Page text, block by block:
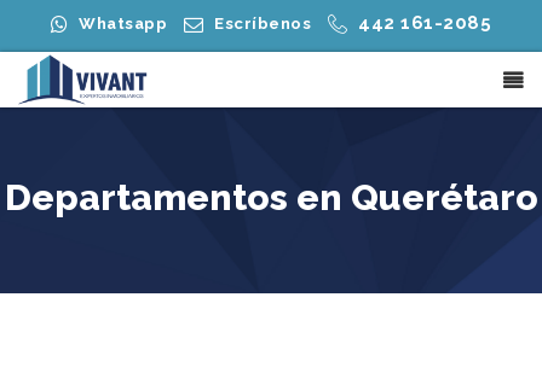
Whatsapp Escríbenos 442 161-2085
Departamentos en Querétaro